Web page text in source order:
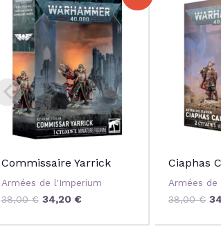
Commissaire Yarrick
Armées de l'Imperium
38,00€
initial
était :
38,00 €.
34,20 €
actuel
est :
34,20 €.
Ciaphas
Armées
38,00€